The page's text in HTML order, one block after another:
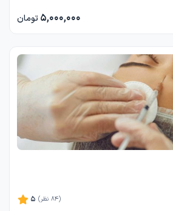
5,000,000تومان
5
(84 نظر)